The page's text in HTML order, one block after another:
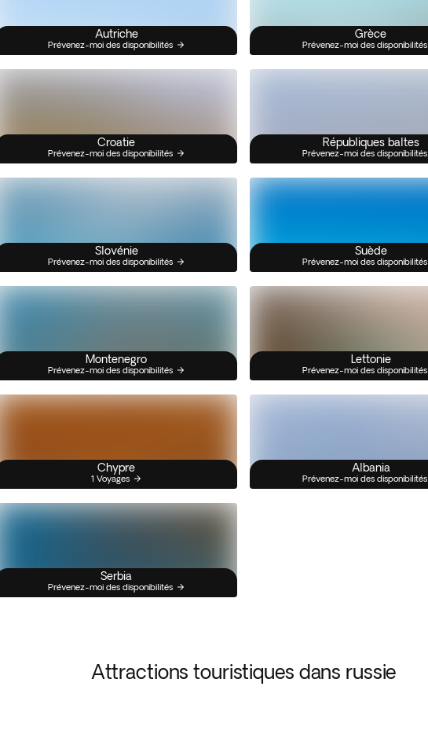
Autriche
Prévenez-moi des disponibilités
Grèce
Prévenez-moi des disponibilités
Croatie
Prévenez-moi des disponibilités
Républiques baltes
Prévenez-moi des disponibilités
Slovénie
Prévenez-moi des disponibilités
Suède
Prévenez-moi des disponibilités
Montenegro
Prévenez-moi des disponibilités
Lettonie
Prévenez-moi des disponibilités
Chypre
1 Voyages
Albania
Prévenez-moi des disponibilités
Serbia
Prévenez-moi des disponibilités
Attractions touristiques dans russie